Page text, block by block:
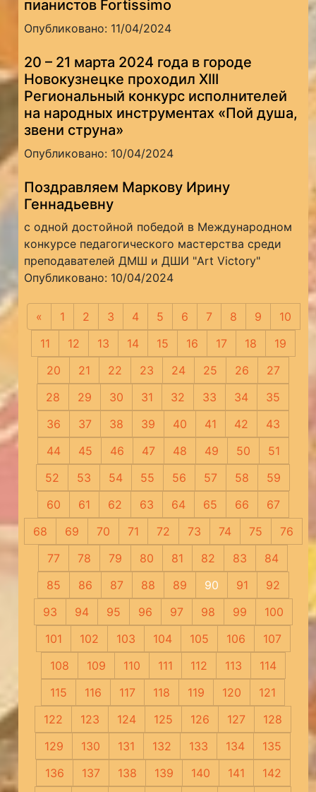
пианистов Fortissimo
Опубликовано: 11/04/2024
20 – 21 марта 2024 года в городе
Новокузнецке проходил XIII
Региональный конкурс исполнителей
на народных инструментах «Пой душа,
звени струна»
Опубликовано: 10/04/2024
Поздравляем Маркову Ирину
Геннадьевну
с одной достойной победой в Международном
конкурсе педагогического мастерства среди
преподавателей ДМШ и ДШИ "Art Victory"
Опубликовано: 10/04/2024
« Предыдущая
1 2 3 4 5 6 7 8 9
10
11
12 13 14 15 16 17 18
19
20
21 22 23 24 25 26
27
28
29 30 31 32 33 34
35
36
37 38 39 40 41 42
43
44
45 46 47 48 49 50
51
52
53 54 55 56 57 58
59
60
61 62 63 64 65 66
67
68
69 70 71 72 73 74 75
76
77
78 79 80 81 82 83
84
85
86 87 88 89 90 91
92
93
94 95 96 97 98 99
100
101
102 103 104 105 106
107
108
109 110 111 112 113
114
115
116 117 118 119 120
121
122
123 124 125 126 127
128
129
130 131 132 133 134
135
136
137 138 139 140 141
142